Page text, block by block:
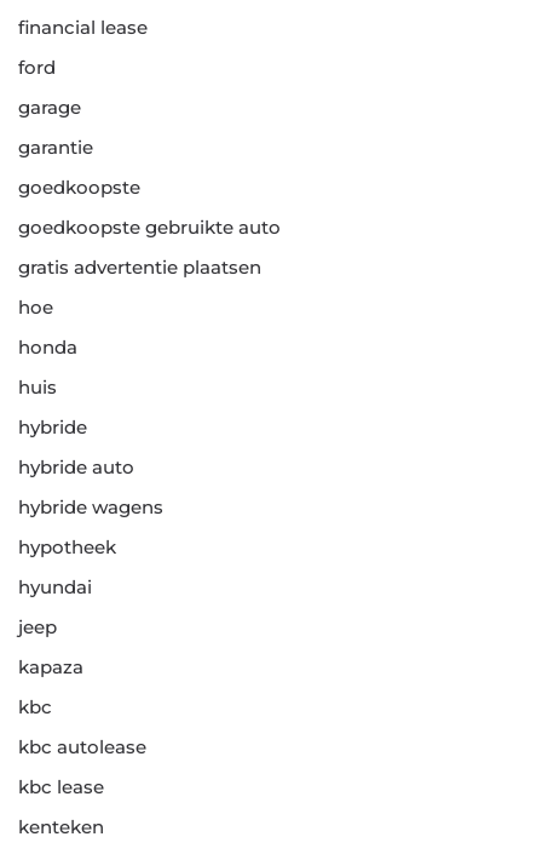
financial lease
ford
garage
garantie
goedkoopste
goedkoopste gebruikte auto
gratis advertentie plaatsen
hoe
honda
huis
hybride
hybride auto
hybride wagens
hypotheek
hyundai
jeep
kapaza
kbc
kbc autolease
kbc lease
kenteken